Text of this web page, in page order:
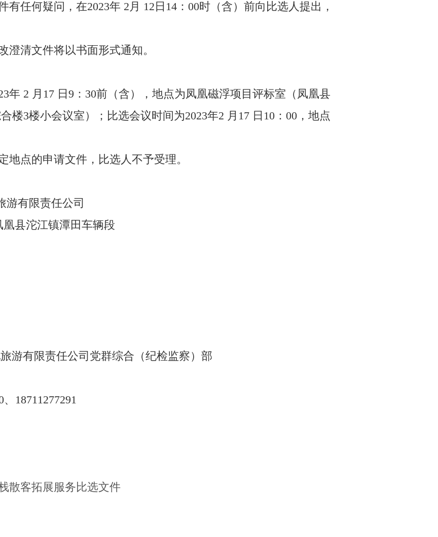
有任何疑问，在2023年 2月 12日14：00时（含）前向比选人提出，
澄清文件将以书面形式通知。
年 2 月17 日9：30前（含），地点为凤凰磁浮项目评标室（凤凰县
楼3楼小会议室）；比选会议时间为2023年2 月17 日10：00，地点
地点的申请文件，比选人不予受理。
游有限责任公司
县沱江镇潭田车辆段
游有限责任公司党群综合（纪检监察）部
18711277291
散客拓展服务比选文件